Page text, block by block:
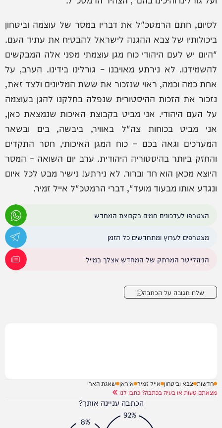
לסיום, חתם הרמטכ"ל את דבריו במסר של עוצמה וביטחון
ביכולותיו של צבא ההגנה לישראל להבטיח את עתיד העם.
"היום יש לעם היהודי כוח מגן עוצמתי מפני אלה המבקשים
להשמידנו. לא נירתע מאויבנו – גורלינו בידינו. הערב, על
אחת כמה וכמה, ראוי שנזכור את ששת המליונים ולצד זאת,
נזכור את הזכות ההיסטורית שנפלה בחלקנו להגן בעוצמה
על העם היהודי. אני מביט בקבוצת האיכות שנמצאת כאן,
אני מביט בכוחות צה"ל באוויר, ביבשה, בים ובשאר
המערכים וגאה בכם – כוח המגן האיכותי, חסר התקדים
והחזק ביותר בהיסטוריה היהודית. ערב יום השואה – המסר
היוצא מכאן הוא חד וברור. לא נירתע! נישיר מבט לכל איום
ונגדע אותו מבעוד מועד", דברי הרמטכ"ל אייל זמיר.
הצטרפו לעדכונים חמים בקבוצת המחדש
מצטרפים לערוץ ומתחדשים כל הזמן
הניוזלייטר המרתק של המחדש אצלך במייל
שלח תגובה על הכתבה
חדשות צבא וביטחון אייל זמיר איראן שאגת הארי
מצאתם טעות או בעיה בכתבה? כתבו לנו
הכתבה עניינה אותך?
92%
8%